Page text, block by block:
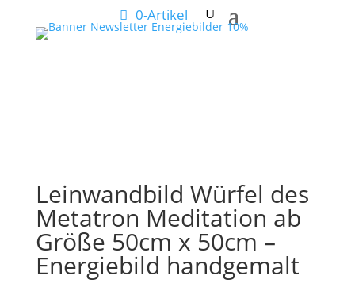
0-Artikel
Leinwandbild Würfel des
Metatron Meditation ab
Größe 50cm x 50cm –
Energiebild handgemalt